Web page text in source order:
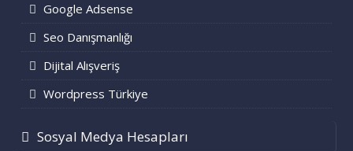
Google Adsense
Seo Danışmanlığı
Dijital Alışveriş
Wordpress Türkiye
Sosyal Medya Hesapları